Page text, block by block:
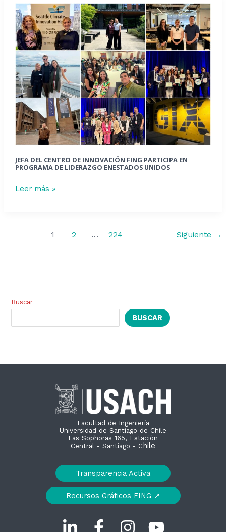
Buscar
BUSCAR
JEFA DEL CENTRO DE INNOVACIÓN FING PARTICIPA EN
PROGRAMA DE LIDERAZGO ENESTADOS UNIDOS
Jefa
del
Centro
de
Innovación
FING
participa
en
programa
de
liderazgo
enEstados
Leer más »
1 2 … 224 Siguiente →
Facultad de Ingeniería
Universidad de Santiago de Chile
Las Sophoras 165, Estación
Central - Santiago - Chile
Transparencia Activa
Recursos Gráficos FING ↗︎